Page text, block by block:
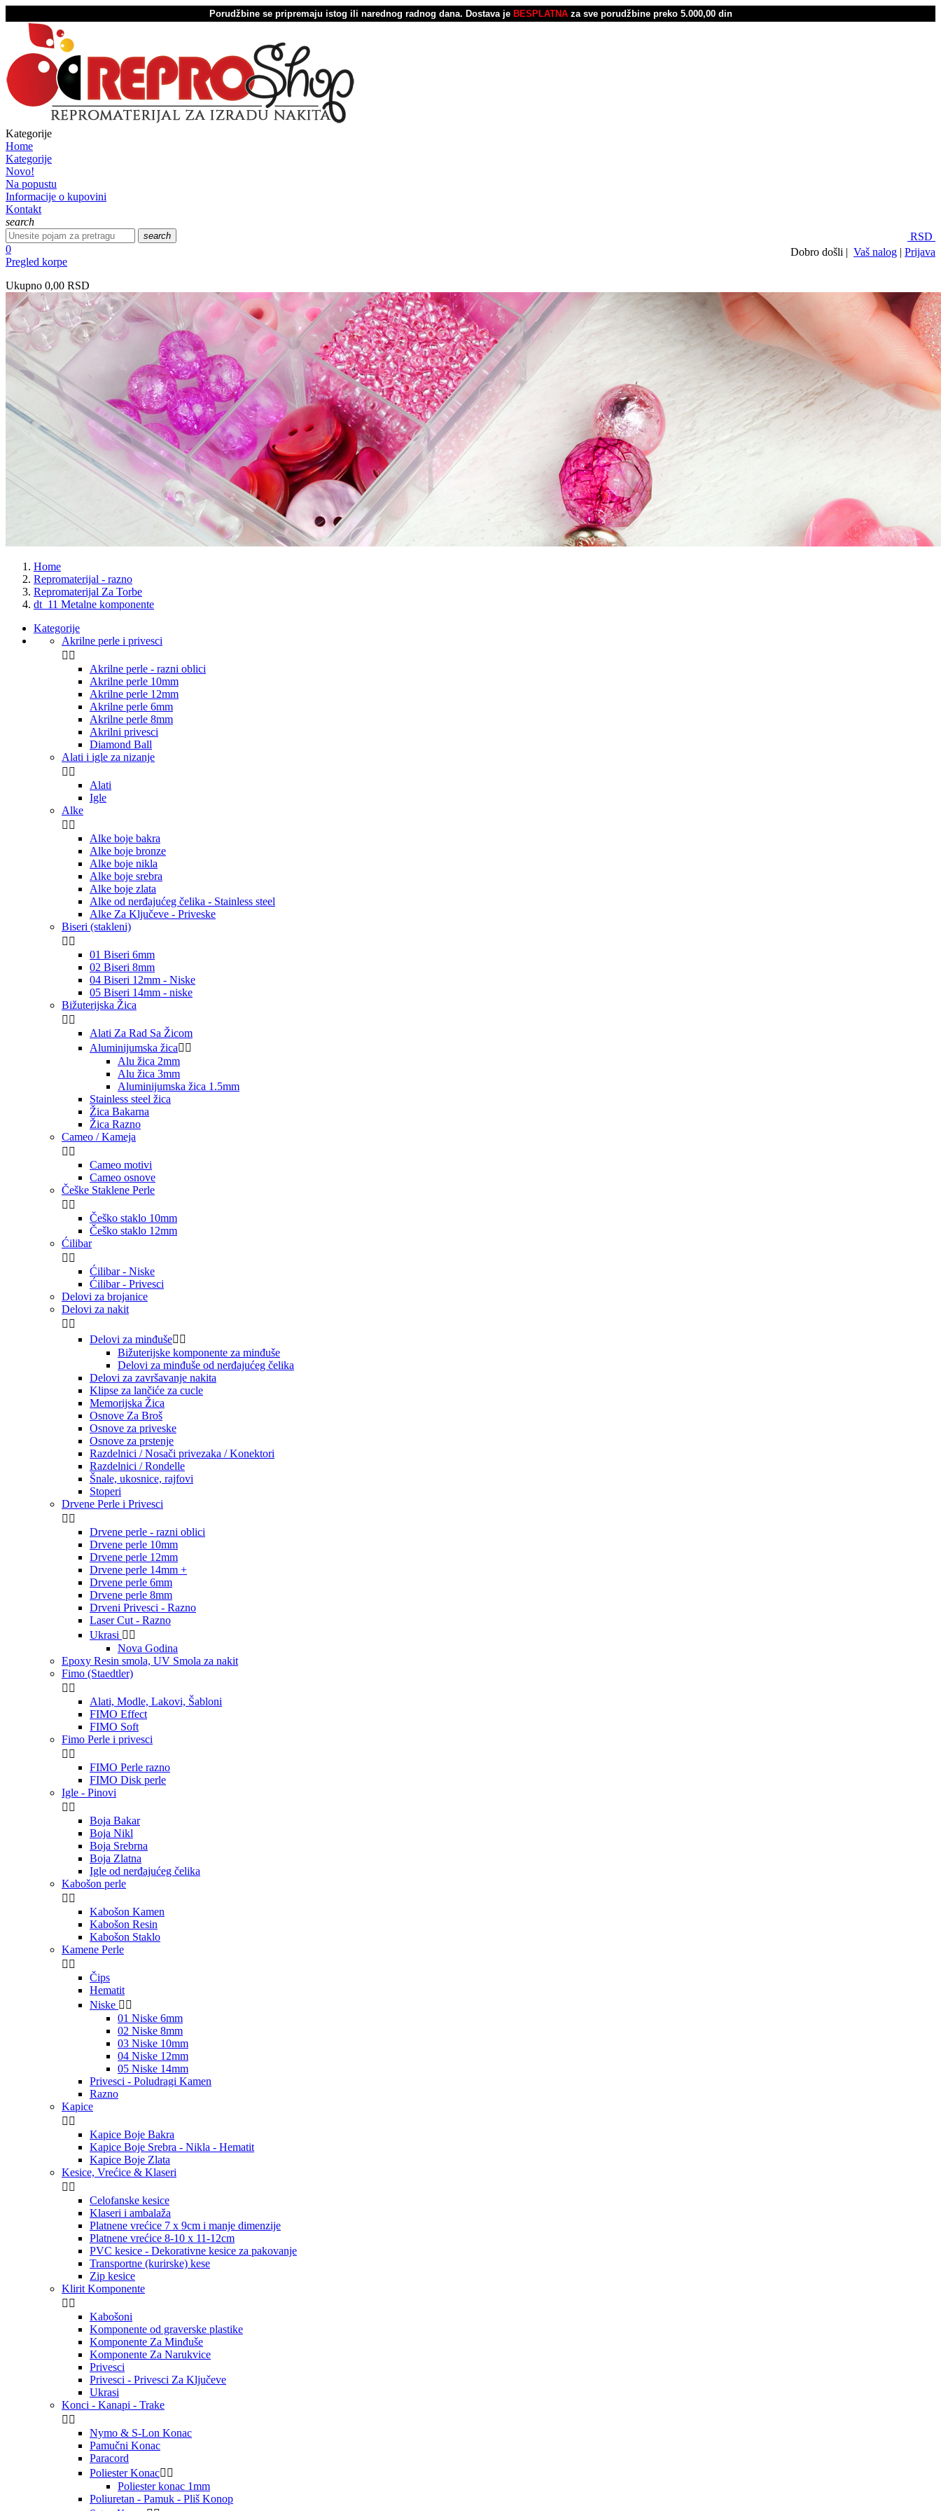
Porudžbine se pripremaju istog ili narednog radnog dana. Dostava jeBESPLATNA za sve porudžbine preko 5.000,00 din
Kategorije
Home
Kategorije
Novo!
Na popustu
Informacije o kupovini
Kontakt
RSD
Dobro došli | Vaš nalog | Prijava
search
search
0
Pregled korpe
Ukupno 0,00 RSD
Home
Repromaterijal - razno
Repromaterijal Za Torbe
dt_11 Metalne komponente
Kategorije
Akrilne perle i privesci
 
Akrilne perle - razni oblici
Akrilne perle 10mm
Akrilne perle 12mm
Akrilne perle 6mm
Akrilne perle 8mm
Akrilni privesci
Diamond Ball
Alati i igle za nizanje
 
Alati
Igle
Alke
 
Alke boje bakra
Alke boje bronze
Alke boje nikla
Alke boje srebra
Alke boje zlata
Alke od nerđajućeg čelika - Stainless steel
Alke Za Ključeve - Priveske
Biseri (stakleni)
 
01 Biseri 6mm
02 Biseri 8mm
04 Biseri 12mm - Niske
05 Biseri 14mm - niske
Bižuterijska Žica
 
Alati Za Rad Sa Žicom
Aluminijumska žica 
Alu žica 2mm
Alu žica 3mm
Aluminijumska žica 1.5mm
Stainless steel žica
Žica Bakarna
Žica Razno
Cameo / Kameja
 
Cameo motivi
Cameo osnove
Češke Staklene Perle
 
Češko staklo 10mm
Češko staklo 12mm
Ćilibar
 
Ćilibar - Niske
Ćilibar - Privesci
Delovi za brojanice
Delovi za nakit
 
Delovi za minđuše 
Bižuterijske komponente za minđuše
Delovi za minđuše od nerđajućeg čelika
Delovi za završavanje nakita
Klipse za lančiće za cucle
Memorijska Žica
Osnove Za Broš
Osnove za priveske
Osnove za prstenje
Razdelnici / Nosači privezaka / Konektori
Razdelnici / Rondelle
Šnale, ukosnice, rajfovi
Stoperi
Drvene Perle i Privesci
 
Drvene perle - razni oblici
Drvene perle 10mm
Drvene perle 12mm
Drvene perle 14mm +
Drvene perle 6mm
Drvene perle 8mm
Drveni Privesci - Razno
Laser Cut - Razno
Ukrasi  
Nova Godina
Epoxy Resin smola, UV Smola za nakit
Fimo (Staedtler)
 
Alati, Modle, Lakovi, Šabloni
FIMO Effect
FIMO Soft
Fimo Perle i privesci
 
FIMO Perle razno
FIMO Disk perle
Igle - Pinovi
 
Boja Bakar
Boja Nikl
Boja Srebrna
Boja Zlatna
Igle od nerđajućeg čelika
Kabošon perle
 
Kabošon Kamen
Kabošon Resin
Kabošon Staklo
Kamene Perle
 
Čips
Hematit
Niske  
01 Niske 6mm
02 Niske 8mm
03 Niske 10mm
04 Niske 12mm
05 Niske 14mm
Privesci - Poludragi Kamen
Razno
Kapice
 
Kapice Boje Bakra
Kapice Boje Srebra - Nikla - Hematit
Kapice Boje Zlata
Kesice, Vrećice & Klaseri
 
Celofanske kesice
Klaseri i ambalaža
Platnene vrećice 7 x 9cm i manje dimenzije
Platnene vrećice 8-10 x 11-12cm
PVC kesice - Dekorativne kesice za pakovanje
Transportne (kurirske) kese
Zip kesice
Klirit Komponente
 
Kabošoni
Komponente od graverske plastike
Komponente Za Minđuše
Komponente Za Narukvice
Privesci
Privesci - Privesci Za Ključeve
Ukrasi
Konci - Kanapi - Trake
 
Nymo & S-Lon Konac
Pamučni Konac
Paracord
Poliester Konac 
Poliester konac 1mm
Poliuretan - Pamuk - Pliš Konop